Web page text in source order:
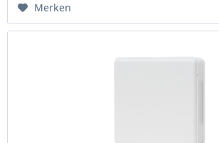
Merken